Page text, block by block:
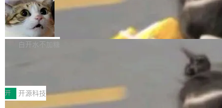
通过 AirDop 共享书籍的功能 Content server：
支持可向服务器后端添加新端点的插件 Edit boo
k：Compress images：添加将 GIF 图像转换为
JPEG/WebP 的选项 ToC Editor：添加一个按
故事"。视频核心观点很简单：SwiftUI 发布七年
了，仍然像一个永久公测版。 Manshin 从数据
流、布局系统、API 稳定性、性能、跨平台五个
维度逐一批判了 SwiftUI。最让人印象深刻的一
一，界面错位。他说这个问题"两年前就发现了，
至今没变"。 数据流方面，Manshin 指出 SwiftU
DBeaver 26.1.4 发布
DBeaver 是一个免费开源的通用数据库工具，适
用于开发人员和数据库管理员。DBeaver 26.1.4
AI 聊天功能（添加了一些快捷键）</span></li>
<li><span style="color:#000000">新增了始终
白开水不加糖
2026卫星活动——第二届多语种对话语音语言模
型挑战赛 （Multilingual Conversational Speec
开 开源科技